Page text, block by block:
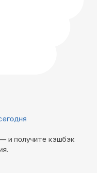
и получите кэшбэк